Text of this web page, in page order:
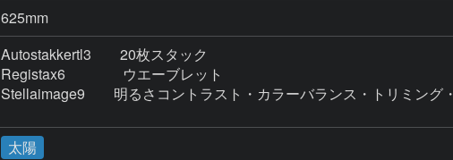
625mm
Autostakkertl3　　20枚スタック
Registax6　　　　ウエーブレット
Stellaimage9　　明るさコントラスト・カラーバランス・トリミング・
太陽